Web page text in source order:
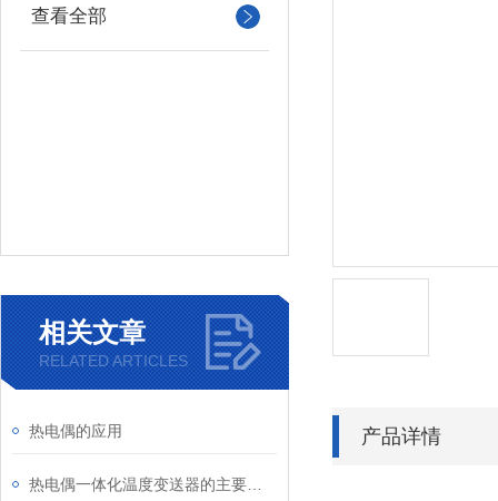
查看全部
相关文章
RELATED ARTICLES
热电偶的应用 产品详情